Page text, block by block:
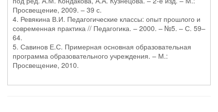
Просвещение, 2009. – 39 с.
4. Ревякина В.И. Педагогические классы: опыт прошлого и
современная практика // Педагогика. – 2000. – №5. – С. 59–
64.
5. Савинов Е.С. Примерная основная образовательная
программа образовательного учреждения. – М.:
Просвещение, 2010.